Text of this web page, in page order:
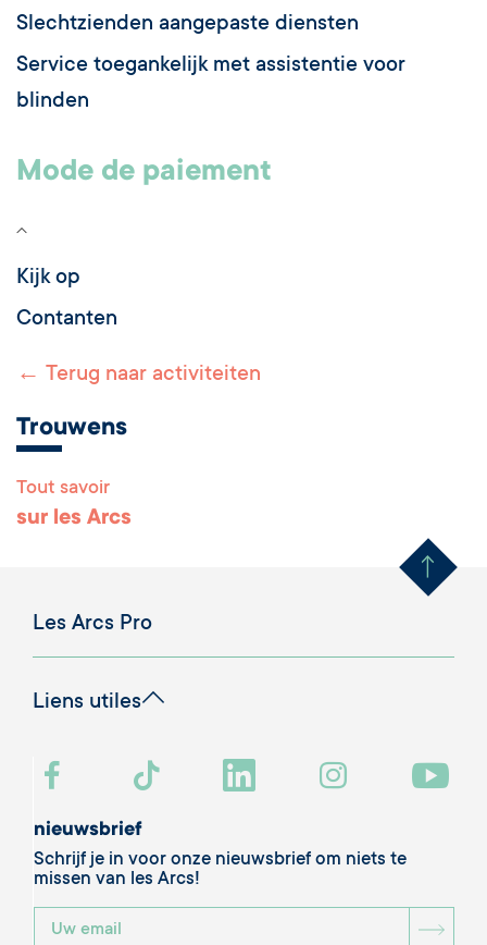
Slechtzienden aangepaste diensten
Service toegankelijk met assistentie voor
blinden
Mode de paiement
Kijk op
Contanten
← Terug naar activiteiten
Trouwens
Tout savoir
sur les Arcs Remonter
Les Arcs Pro
Liens utiles
nieuwsbrief
Schrijf je in voor onze nieuwsbrief om niets te
missen van les Arcs!